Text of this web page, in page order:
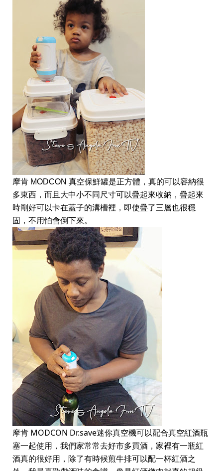
摩肯 MODCON 真空保鮮罐是正方體，真的可以容納很
多東西，而且大中小不同尺寸可以疊起來收納，疊起來
時剛好可以卡在蓋子的溝槽裡，即使疊了三層也很穩
固，不用怕會倒下來。
摩肯 MODCON Dr.save迷你真空機可以配合真空紅酒瓶
塞一起使用，我們家常常去好市多買酒，家裡有一瓶紅
酒真的很好用，除了有時候煎牛排可以配一杯紅酒之